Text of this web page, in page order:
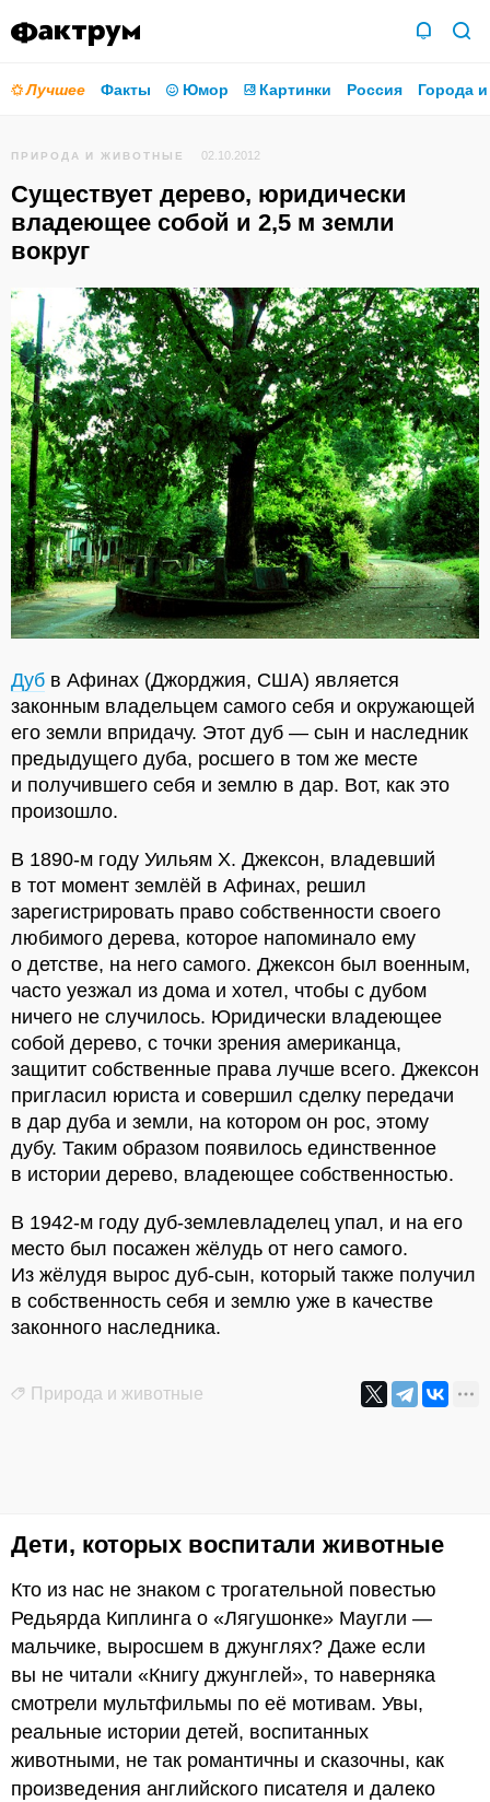
Лучшее Факты Юмор Картинки Россия Города
ПРИРОДА И ЖИВОТНЫЕ 02.10.2012
Существует дерево, юридически
владеющее собой и 2,5 м земли
вокруг
Дуб в Афинах (Джорджия, США) является
законным владельцем самого себя и окружающей
его земли впридачу. Этот дуб — сын и наследник
предыдущего дуба, росшего в том же месте
и получившего себя и землю в дар. Вот, как это
произошло.
В 1890-м году Уильям Х. Джексон, владевший
в тот момент землёй в Афинах, решил
зарегистрировать право собственности своего
любимого дерева, которое напоминало ему
о детстве, на него самого. Джексон был военным,
часто уезжал из дома и хотел, чтобы с дубом
ничего не случилось. Юридически владеющее
собой дерево, с точки зрения американца,
защитит собственные права лучше всего. Джексон
пригласил юриста и совершил сделку передачи
в дар дуба и земли, на котором он рос, этому
дубу. Таким образом появилось единственное
в истории дерево, владеющее собственностью.
В 1942-м году дуб-землевладелец упал, и на его
место был посажен жёлудь от него самого.
Из жёлудя вырос дуб-сын, который также получил
в собственность себя и землю уже в качестве
законного наследника.
Природа и животные
Дети, которых воспитали животные
Кто из нас не знаком с трогательной повестью
Редьярда Киплинга о «Лягушонке» Маугли —
мальчике, выросшем в джунглях? Даже если
вы не читали «Книгу джунглей», то наверняка
смотрели мультфильмы по её мотивам. Увы,
реальные истории детей, воспитанных
животными, не так романтичны и сказочны, как
произведения английского писателя и далеко